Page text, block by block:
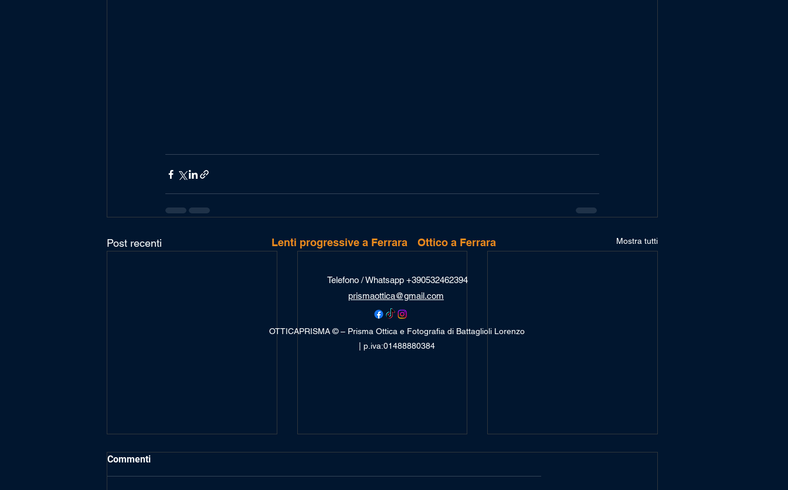
Post recenti Mostra tutti
Commenti
Lenti progressive a Ferrara Ottico a Ferrara
Telefono / Whatsapp +390532462394
prismaottica@gmail.com
OTTICAPRISMA © – Prisma Ottica e Fotografia di Battaglioli Lorenzo
| p.iva:01488880384